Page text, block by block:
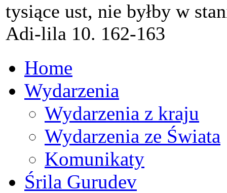
tysiące ust, nie byłby w
Adi-lila 10. 162-163
Home
Wydarzenia
Wydarzenia z kraju
Wydarzenia ze Świata
Komunikaty
Śrila Gurudev